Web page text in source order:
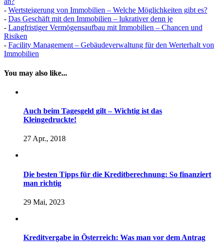
- Wertsteigerung von Immobilien – Welche Möglichkeiten gibt es?
- Das Geschäft mit den Immobilien – lukrativer denn je
- Langfristiger Vermögensaufbau mit Immobilien – Chancen und
Risiken
- Facility Management – Gebäudeverwaltung für den Werterhalt von
Immobilien
You may also like...
Auch beim Tagesgeld gilt – Wichtig ist das
Kleingedruckte!
27 Apr., 2018
Die besten Tipps für die Kreditberechnung: So finanziert
man richtig
29 Mai, 2023
Kreditvergabe in Österreich: Was man vor dem Antrag